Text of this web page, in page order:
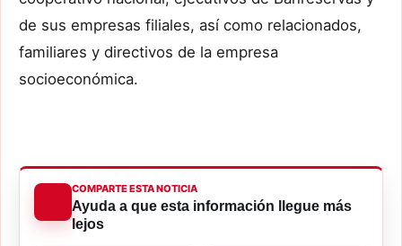
de sus empresas filiales, así como relacionados,
familiares y directivos de la empresa
socioeconómica.
COMPARTE ESTA NOTICIA
Ayuda a que esta información llegue más
lejos